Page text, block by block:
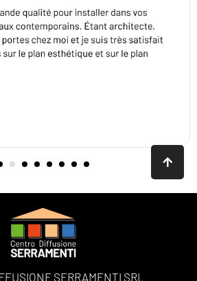
SERRAMENTI SRL